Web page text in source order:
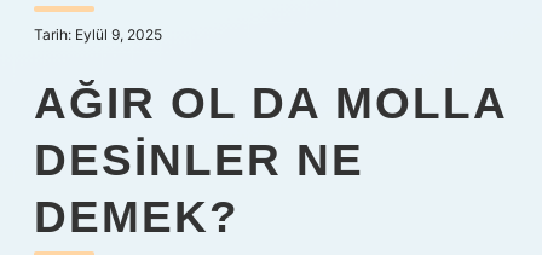
Hakkımızda
Tarih: Eylül 9, 2025
AĞIR OL DA MOLLA
DESINLER NE
DEMEK?